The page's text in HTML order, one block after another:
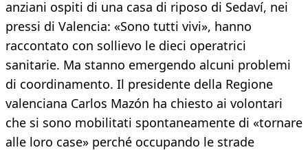
anziani ospiti di una casa di riposo di Sedaví, nei
pressi di Valencia: «Sono tutti vivi», hanno
raccontato con sollievo le dieci operatrici
sanitarie. Ma stanno emergendo alcuni problemi
di coordinamento. Il presidente della Regione
valenciana Carlos Mazón ha chiesto ai volontari
che si sono mobilitati spontaneamente di «tornare
alle loro case» perché occupando le strade